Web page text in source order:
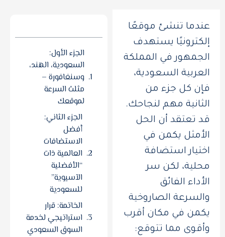
عندما تنشئ موقعًا
إلكترونيًا يستهدف
الجمهور في المملكة
العربية السعودية،
فإن كل جزء من
الثانية مهم لنجاحك.
قد تعتقد أن الحل
الأمثل يكمن في
اختيار استضافة
محلية، لكن سر
الأداء الفائق
والسرعة الصاروخية
يكمن في مكان أقرب
وأقوى مما تتوقع:
الجزء الأول:
السعودية، الهند،
وسنغافورة –
مثلث السرعة
لموقعك
الجزء الثاني:
أفضل
الاستضافات
العالمية ذات
“الأفضلية
الآسيوية”
للسعودية
الخاتمة: قرار
استراتيجي لخدمة
السوق السعودي